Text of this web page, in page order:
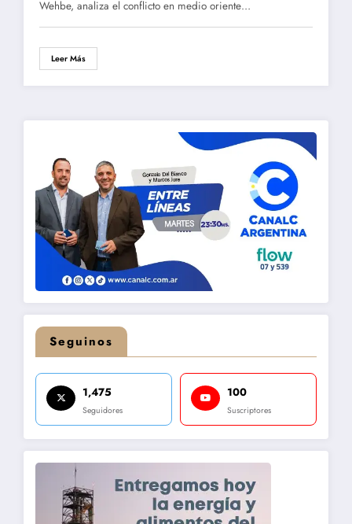
Wehbe, analiza el conflicto en medio oriente…
Leer Más
Seguinos
1,475
Seguidores
100
Suscriptores